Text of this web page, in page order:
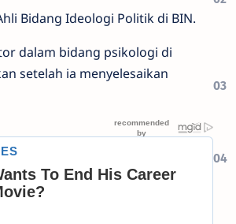
Bidang Ideologi Politik di BIN.
dalam bidang psikologi di
setelah ia menyelesaikan